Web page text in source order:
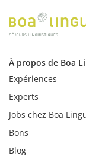
À propos de Boa
Expériences
Experts
Jobs chez Boa
Bons
Blog